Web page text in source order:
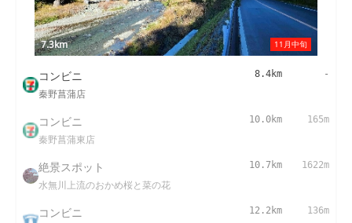
11月中旬
7.3km
コンビニ
秦野菖蒲店
8.4km -
コンビニ
秦野菖蒲東店
10.0km 165m
絶景スポット
水無川上流のおかめ桜と菜の花
10.7km 1622m
コンビニ 12.2km 136m